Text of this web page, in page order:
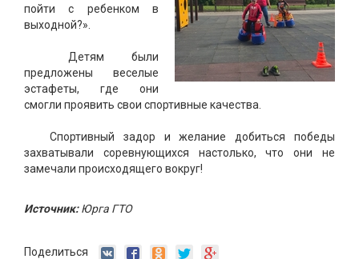
пойти с ребенком в
выходной?».
Детям были
предложены веселые
эстафеты, где они
смогли проявить свои спортивные качества.
Спортивный задор и желание добиться победы
захватывали соревнующихся настолько, что они не
замечали происходящего вокруг!
Источник:Юрга ГТО
Поделиться